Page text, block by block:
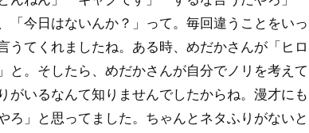
今日はないんか？」って。毎回違うことをいっ
てくれましたね。ある時、めだかさんが「ヒロ
。そしたら、めだかさんが自分でノリを考えて
いるなんて知りませんでしたからね。漫才にも
」と思ってました。ちゃんとネタふりがないと